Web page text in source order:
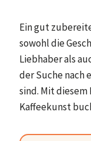
Ein gut
sowohl die
Liebhaber als
der Suche nach
sind. Mit
Kaffeekunst